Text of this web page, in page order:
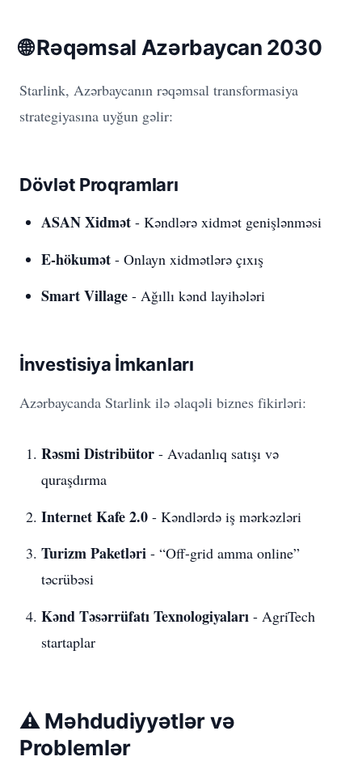
🌐 Rəqəmsal Azərbaycan 2030
Starlink, Azərbaycanın rəqəmsal transformasiya
strategiyasına uyğun gəlir:
Dövlət Proqramları
ASAN Xidmət - Kəndlərə xidmət genişlənməsi
E-hökumət - Onlayn xidmətlərə çıxış
Smart Village - Ağıllı kənd layihələri
İnvestisiya İmkanları
Azərbaycanda Starlink ilə əlaqəli biznes fikirləri:
Rəsmi Distribütor - Avadanlıq satışı və
quraşdırma
Internet Kafe 2.0 - Kəndlərdə iş mərkəzləri
Turizm Paketləri - “Off-grid amma online”
təcrübəsi
Kənd Təsərrüfatı Texnologiyaları - AgriTech
startaplar
⚠️ Məhdudiyyətlər və
Problemlər